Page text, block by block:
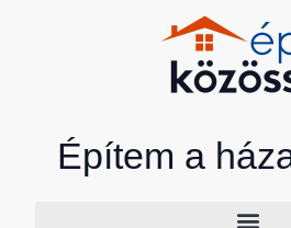
Építem a